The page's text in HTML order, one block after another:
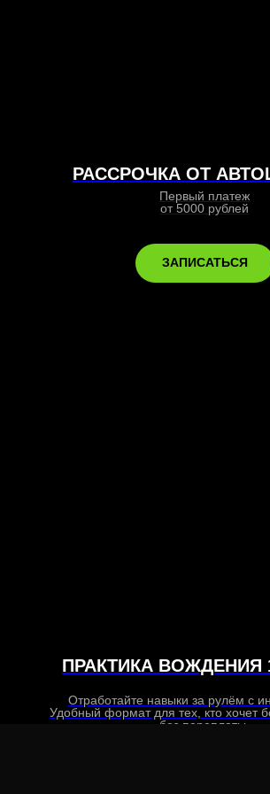
РАССРОЧКА ОТ
Первый платеж
от 5000 рублей
ЗАПИСАТЬСЯ
ПРАКТИКА ВОЖДЕНИЯ
Отработайте навыки за рулём с
Удобный формат для тех, кто хочет
без переплаты.